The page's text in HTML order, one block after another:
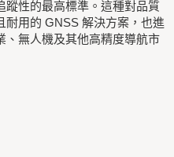
蹤性的最高標準。這種對品質
耐用的 GNSS 解決方案，也進
、無人機及其他高精度導航市